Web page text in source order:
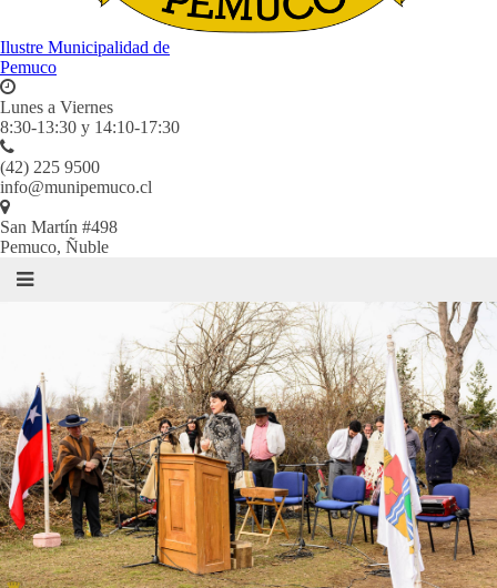
Ilustre Municipalidad de
Pemuco
Lunes a Viernes
8:30-13:30 y 14:10-17:30
(42) 225 9500
info@munipemuco.cl
San Martín #498
Pemuco, Ñuble